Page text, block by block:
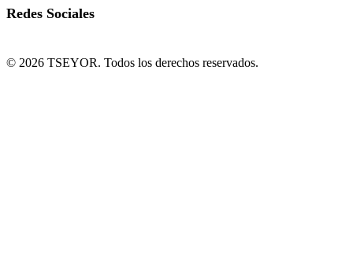
Redes Sociales
© 2026 TSEYOR. Todos los derechos reservados.